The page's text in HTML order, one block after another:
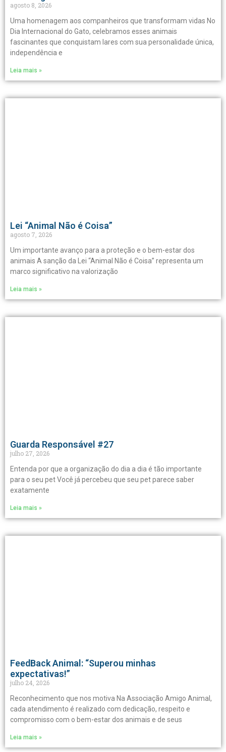
agosto 8, 2026
Uma homenagem aos companheiros que transformam vidas No
Dia Internacional do Gato, celebramos esses animais
fascinantes que conquistam lares com sua personalidade única,
independência e
Leia mais »
Lei “Animal Não é Coisa”
agosto 7, 2026
Um importante avanço para a proteção e o bem-estar dos
animais A sanção da Lei “Animal Não é Coisa” representa um
marco significativo na valorização
Leia mais »
Guarda Responsável #27
julho 27, 2026
Entenda por que a organização do dia a dia é tão importante
para o seu pet Você já percebeu que seu pet parece saber
exatamente
Leia mais »
FeedBack Animal: “Superou minhas
expectativas!”
julho 24, 2026
Reconhecimento que nos motiva Na Associação Amigo Animal,
cada atendimento é realizado com dedicação, respeito e
compromisso com o bem-estar dos animais e de seus
Leia mais »